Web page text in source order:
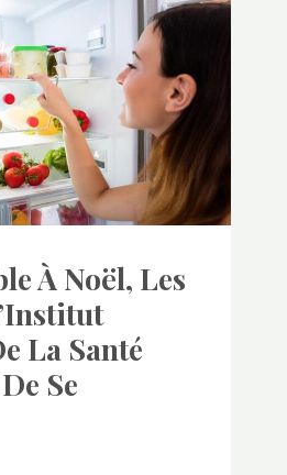
À Noël, Les
La Santé
Se